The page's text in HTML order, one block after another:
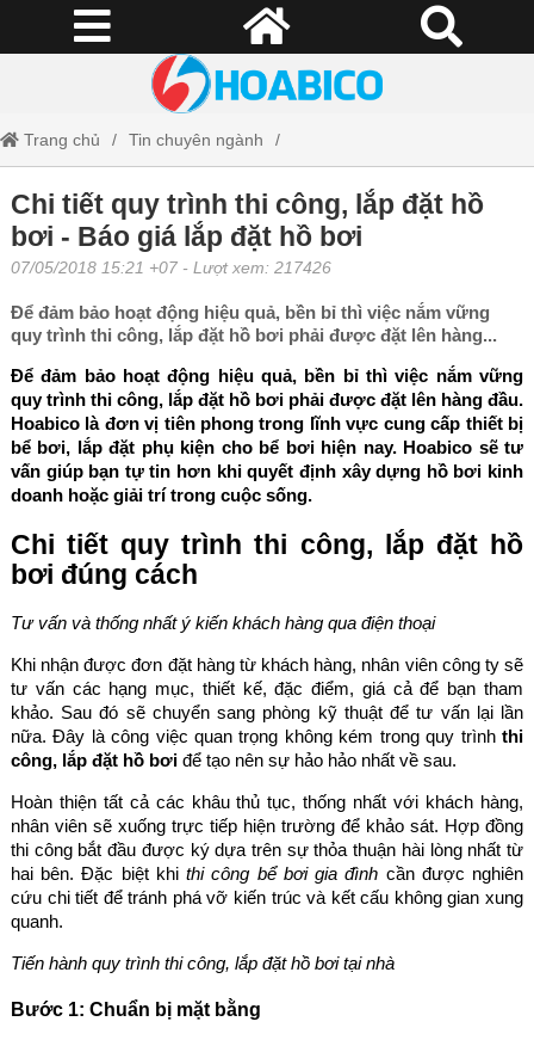
Trang chủ Tin chuyên ngành
Chi tiết quy trình thi công, lắp đặt hồ bơi - Báo giá lắp đặt hồ bơi
Chi tiết quy trình thi công, lắp đặt hồ
bơi - Báo giá lắp đặt hồ bơi
07/05/2018 15:21 +07 - Lượt xem: 217426
Để đảm bảo hoạt động hiệu quả, bền bỉ thì việc nắm vững
quy trình thi công, lắp đặt hồ bơi phải được đặt lên hàng...
Để đảm bảo hoạt động hiệu quả, bền bỉ thì việc nắm vững
quy trình thi công, lắp đặt hồ bơi phải được đặt lên hàng đầu.
Hoabico là đơn vị tiên phong trong lĩnh vực cung cấp thiết bị
bể bơi, lắp đặt phụ kiện cho bể bơi hiện nay. Hoabico sẽ tư
vấn giúp bạn tự tin hơn khi quyết định xây dựng hồ bơi kinh
doanh hoặc giải trí trong cuộc sống.
Chi tiết quy trình thi công, lắp đặt hồ
bơi đúng cách
Tư vấn và thống nhất ý kiến khách hàng qua điện thoại
Khi nhận được đơn đặt hàng từ khách hàng, nhân viên công ty sẽ
tư vấn các hạng mục, thiết kế, đặc điểm, giá cả để bạn tham
khảo. Sau đó sẽ chuyển sang phòng kỹ thuật để tư vấn lại lần
nữa. Đây là công việc quan trọng không kém trong quy trìnhthi
công, lắp đặt hồ bơiđể tạo nên sự hảo hảo nhất về sau.
Hoàn thiện tất cả các khâu thủ tục, thống nhất với khách hàng,
nhân viên sẽ xuống trực tiếp hiện trường để khảo sát. Hợp đồng
thi công bắt đầu được ký dựa trên sự thỏa thuận hài lòng nhất từ
hai bên. Đặc biệt khithi công bể bơi gia đình cần được nghiên
cứu chi tiết để tránh phá vỡ kiến trúc và kết cấu không gian xung
quanh.
Tiến hành quy trình thi công, lắp đặt hồ bơi tại nhà
Bước 1: Chuẩn bị mặt bằng